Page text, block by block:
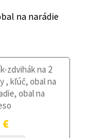
na narádie
zdvihák na 2
, kľúč, obal na
obal na
€